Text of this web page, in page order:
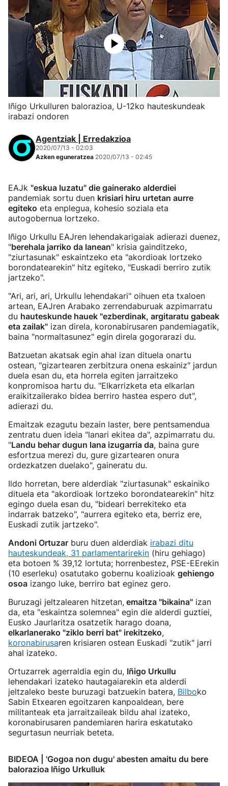
Iñigo Urkulluren balorazioa, U-12ko hauteskundeak
irabazi ondoren
Agentziak | Erredakzioa
2020/07/13 - 02:03
Azken eguneratzea 2020/07/13 - 02:45
EAJk "eskua luzatu" die gainerako alderdiei
pandemiak sortu duen krisiari hiru urtetan aurre
egiteko eta enplegua, kohesio soziala eta
autogobernua lortzeko.
Iñigo Urkullu EAJren lehendakarigaiak adierazi duenez,
"berehala jarriko da lanean" krisia gainditzeko,
"ziurtasunak" eskaintzeko eta "akordioak lortzeko
borondatearekin" hitz egiteko, "Euskadi berriro zutik
jartzeko".
"Ari, ari, ari, Urkullu lehendakari" oihuen eta txaloen
artean, EAJren Arabako zerrendaburuak azpimarratu
du hauteskunde hauek "ezberdinak, argitaratu gabeak
eta zailak" izan direla, koronabirusaren pandemiagatik,
baina "normaltasunez" egin direla gogorarazi du.
Batzuetan akatsak egin ahal izan dituela onartu
ostean, "gizartearen zerbitzura onena eskainiz" jardun
duela esan du, eta horrela egiten jarraitzeko
konpromisoa hartu du. "Elkarrizketa eta elkarlan
eraikitzailerako bidea berriro hastea espero dut",
adierazi du.
Emaitzak ezagutu bezain laster, bere pentsamendua
zentratu duen ideia "lanari ekitea da", azpimarratu du.
"Landu behar dugun lana izugarria da, baina gure
esfortzua merezi du, gure gizartearen onura
ordezkatzen duelako", gaineratu du.
Ildo horretan, bere alderdiak "ziurtasunak" eskainiko
dituela eta "akordioak lortzeko borondatearekin" hitz
egingo duela esan du, "bideari berrekiteko eta
indarrak batzeko", "aurrera egiteko eta, berriz ere,
Euskadi zutik jartzeko".
Andoni Ortuzar buru duen alderdiak irabazi ditu
hauteskundeak, 31 parlamentarirekin (hiru gehiago)
eta botoen % 39,12 lortuta; horrenbestez, PSE-EErekin
(10 eserleku) osatutako gobernu koalizioak gehiengo
osoa izango luke, berriro bat eginez gero.
Buruzagi jeltzalearen hitzetan, emaitza "bikaina" izan
da, eta "eskaintza solemnea" egin die alderdi guztiei,
Eusko Jaurlaritza osatzetik harago doana,
elkarlanerako "ziklo berri bat" irekitzeko,
koronabirusaren krisiaren ostean Euskadi "zutik" jarri
ahal izateko.
Ortuzarrek agerraldia egin du, Iñigo Urkullu
lehendakari izateko hautagaiarekin eta alderdi
jeltzaleko beste buruzagi batzuekin batera, Bilboko
Sabin Etxearen egoitzaren kanpoaldean, bere
militanteak eta jarraitzaileak bildu ahal izateko,
koronabirusaren pandemiaren harira eskatutako
segurtasun neurriak beteta.
BIDEOA | 'Gogoa non dugu' abesten amaitu du bere
balorazioa Iñigo Urkulluk